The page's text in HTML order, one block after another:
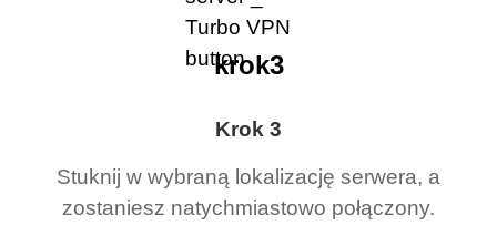
Krok 3
Stuknij w wybraną lokalizację serwera, a
zostaniesz natychmiastowo połączony.
krok3